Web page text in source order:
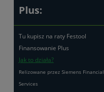
Plus:
Tu kupisz na raty Festool
Finansowanie Plus
Jak to działa?
Relizowane przez Siemens Financial
Services